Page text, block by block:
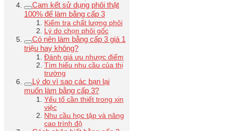
Cam kết sử dụng phôi thật
100% để làm bằng cấp 3
Kiểm tra chất lượng phôi
Lý do chọn phôi gốc
Có nên làm bằng cấp 3 giá 1
triệu hay không?
Đánh giá ưu nhược điểm
Tìm hiểu nhu cầu của thị
trường
Lý do vì sao các bạn lại
muốn làm bằng cấp 3?
Yếu tố cần thiết trong xin
việc
Nhu cầu học tập và nâng
cao trình độ